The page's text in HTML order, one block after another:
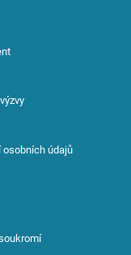
osobních údajů